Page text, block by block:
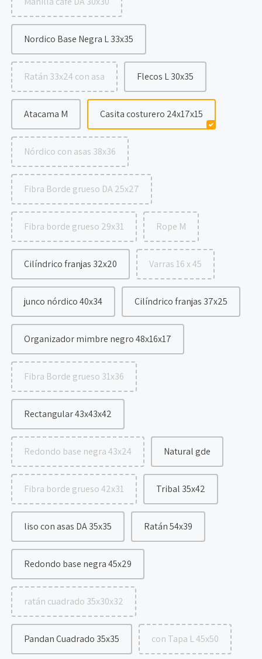
Nordico Base Negra L 33x35
Ratán 33x24 con asa Flecos L 30x35
Atacama M Casita costurero 24x17x15
Nórdico con asas 38x36
Fibra Borde grueso DA 25x27
Fibra borde grueso 29x31 Rope M
Cilíndrico franjas 32x20 Varras 16 x 45
junco nórdico 40x34 Cilíndrico franjas 37x25
Organizador mimbre negro 48x16x17
Fibra Borde grueso 31x36
Rectangular 43x43x42
Redondo base negra 43x24 Natural gde
Fibra borde grueso 42x31 Tribal 35x42
liso con asas DA 35x35 Ratán 54x39
Redondo base negra 45x29
ratán cuadrado 35x30x32
Pandan Cuadrado 35x35 con Tapa L 45x50